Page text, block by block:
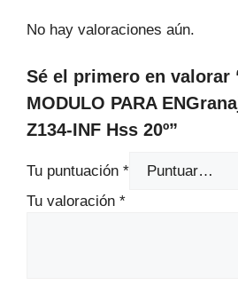
No hay valoraciones aún.
Sé el primero en valorar
MODULO PARA
Z134-INF Hss 20º”
Tu puntuación *
Tu valoración *